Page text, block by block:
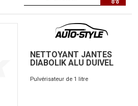
NETTOYANT JANTES
DIABOLIK ALU DUIVEL
Pulvérisateur de 1 litre